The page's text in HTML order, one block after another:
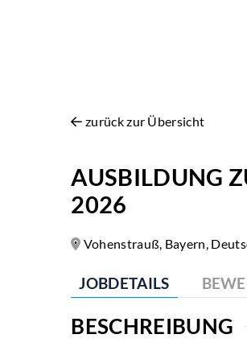
zurück zur Übersicht
AUSBILDUNG
2026
Vohenstrauß, Bayern,
JOBDETAILS
BESCHREIBUNG